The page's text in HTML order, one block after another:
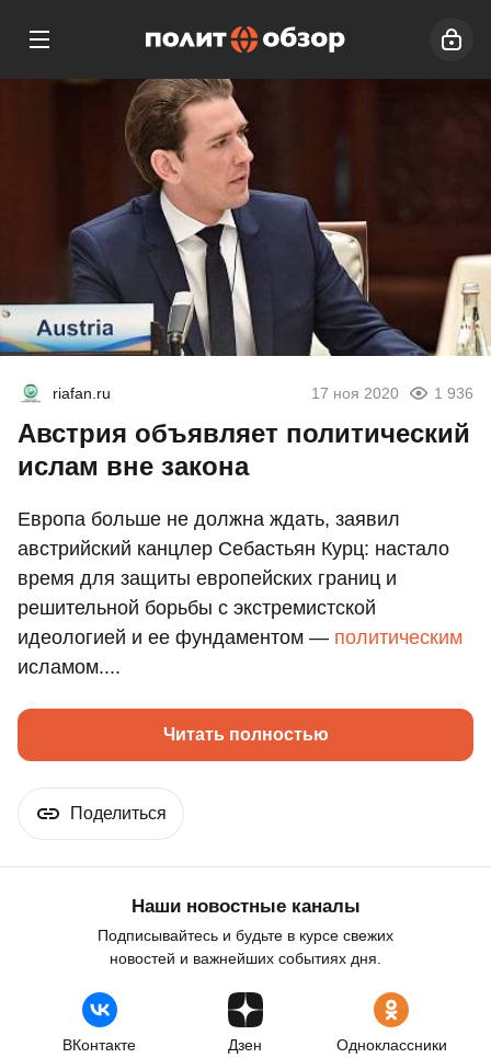
riafan.ru 17 ноя 2020 1 936
Австрия объявляет политический
ислам вне закона
Европа больше не должна ждать, заявил
австрийский канцлер Себастьян Курц: настало
время для защиты европейских границ и
решительной борьбы с экстремистской
идеологией и ее фундаментом — политическим
исламом....
Читать полностью
Поделиться
Наши новостные каналы
Подписывайтесь и будьте в курсе свежих
новостей и важнейших событиях дня.
ВКонтакте Дзен Одноклассники